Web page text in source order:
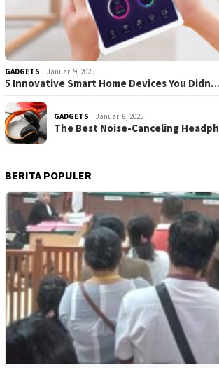
GADGETS Januari 9, 2025
5 Innovative Smart Home Devices You
GADGETS Januari 8, 2025
The Best Noise-Canceling
BERITA POPULER